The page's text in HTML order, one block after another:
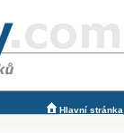
Hlavní stránka